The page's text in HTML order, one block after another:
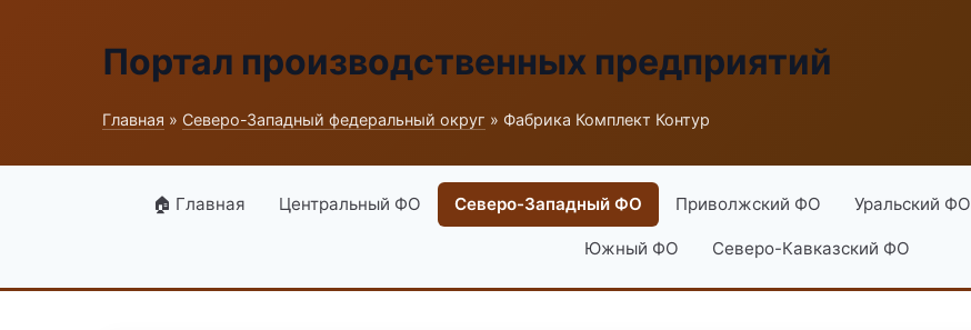
Портал производственных предприятий
Главная » Северо-Западный федеральный округ » Фабрика Комплект Контур
🏠 Главная Центральный ФО Северо-Западный ФО Приволжский ФО Уральский ФО
Южный ФО Северо-Кавказский ФО